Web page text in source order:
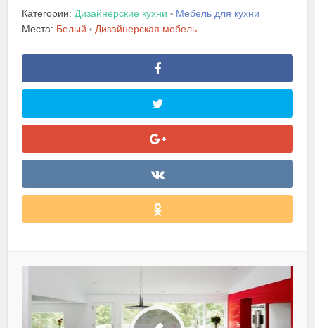
Категории: Дизайнерские кухни • Мебель для кухни
Места: Белый • Дизайнерская мебель